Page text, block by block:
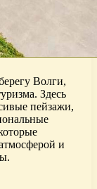
Волги,
Здесь
пейзажи,
и